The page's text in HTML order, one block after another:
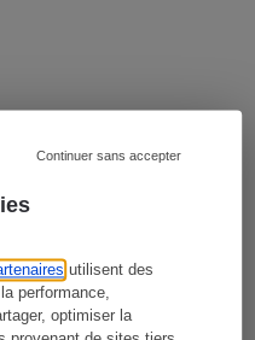
utilisent des
performance,
optimiser la
Continuer sans accepter